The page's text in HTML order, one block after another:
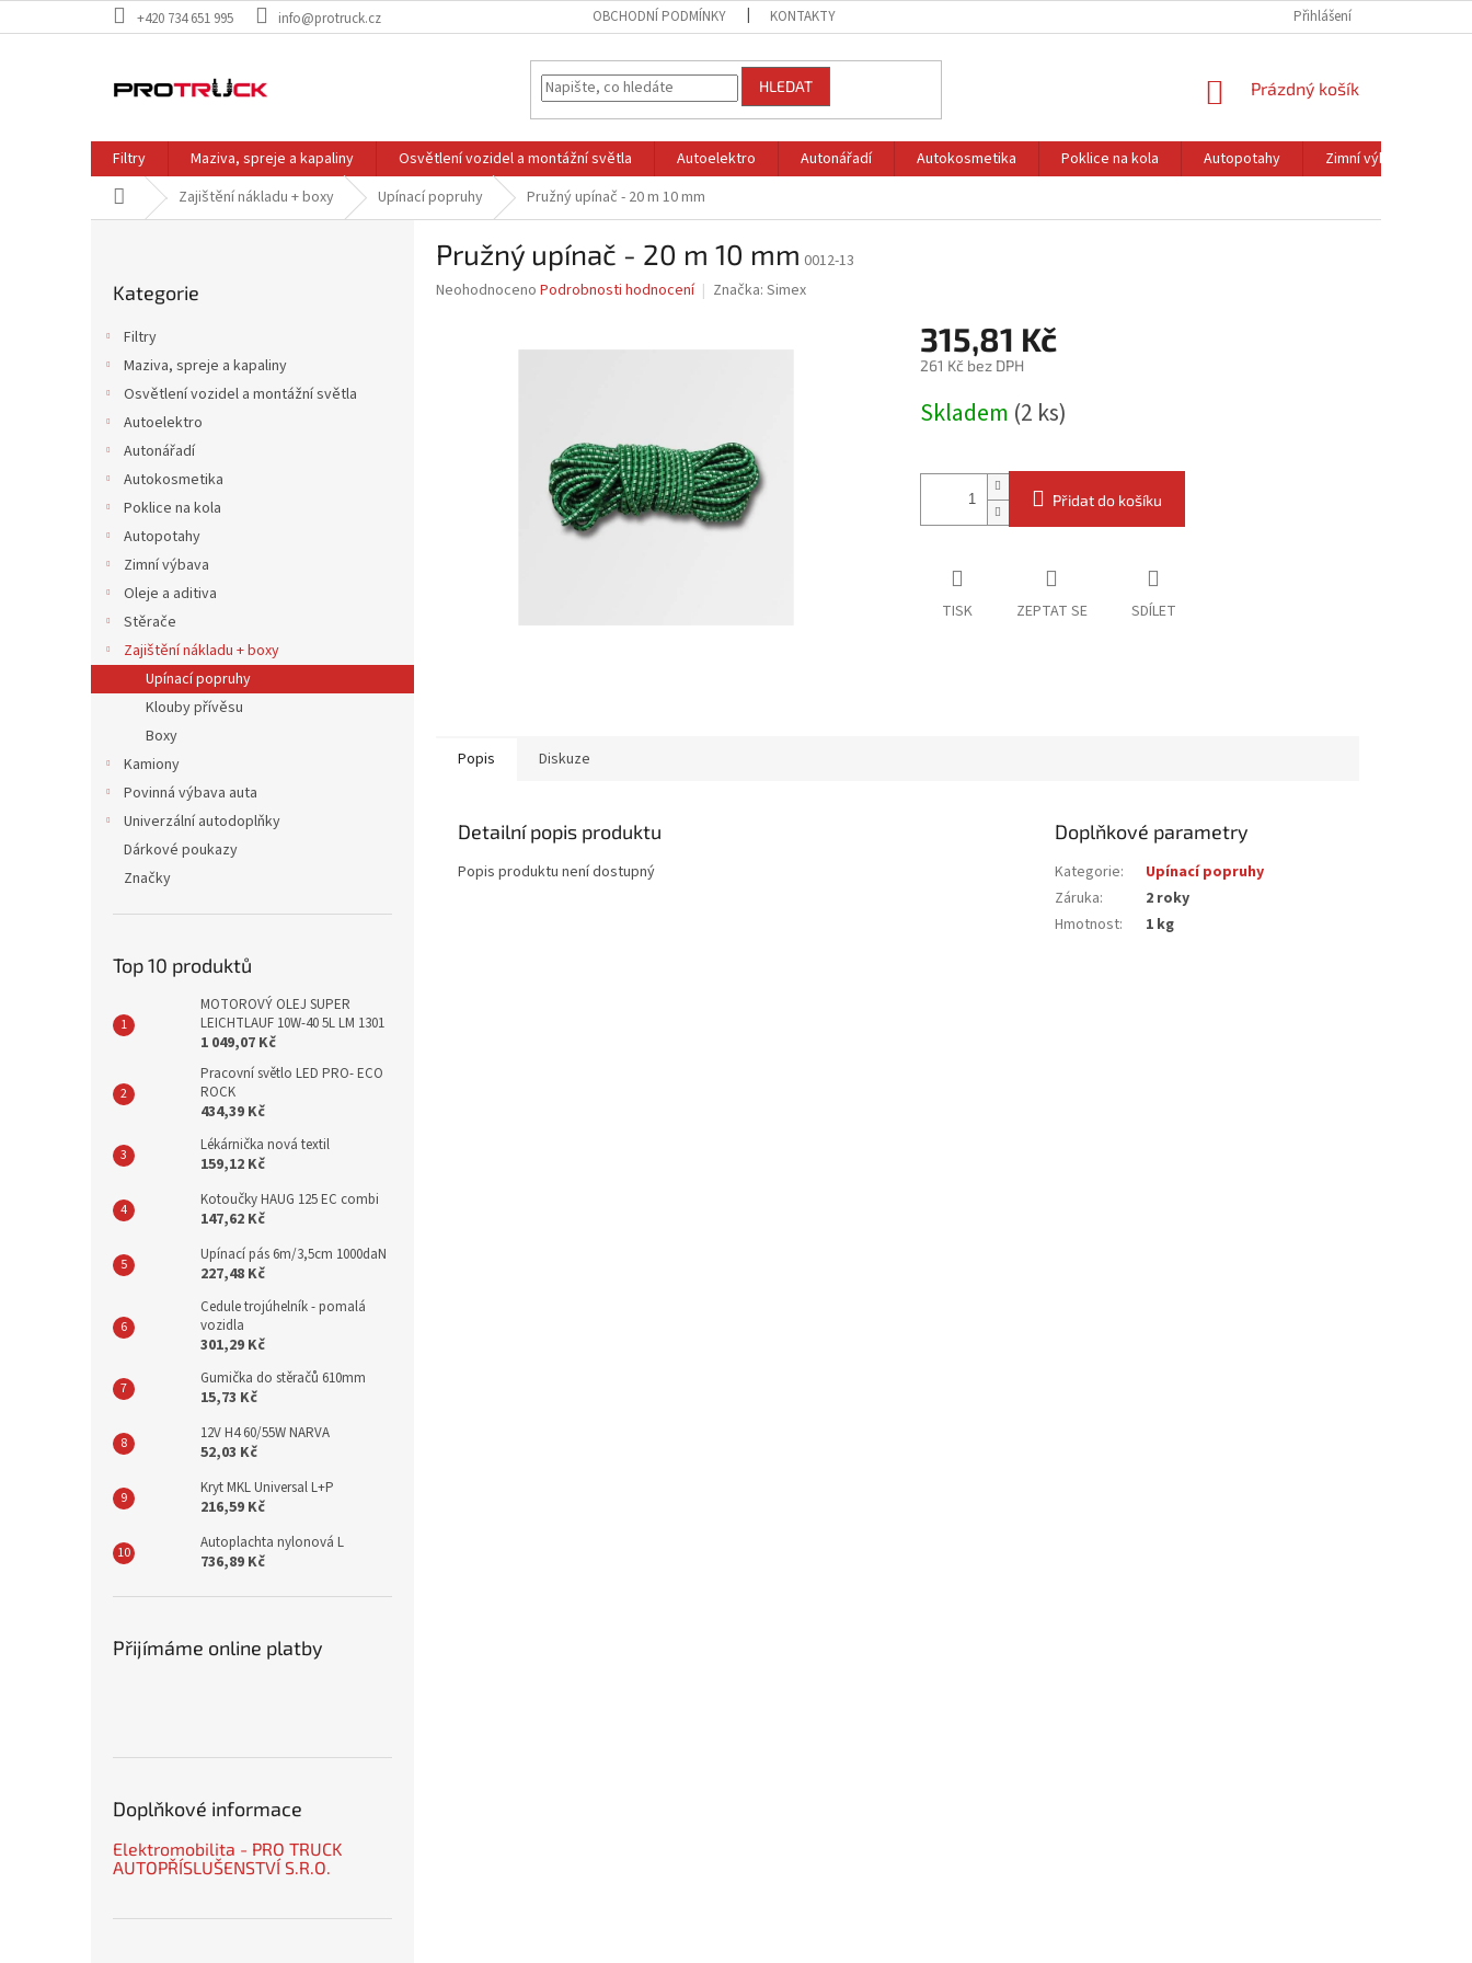
na
+420 734 651 995 info@protruck.cz OBCHODNÍ PODMÍNKY KONTAKTY Přihlášení
HLEDAT
NÁKUPNÍ
Prázdný košík
Filtry Maziva, spreje a kapaliny Osvětlení vozidel a montážní světla Autoelektro Autonářadí Autokosmetika Poklice na kola Autopotahy Zimní výbava
Domů Zajištění nákladu + boxy Upínací popruhy Pružný upínač - 20 m 10 mm
kategorie
Kategorie
Filtry
Maziva, spreje a kapaliny
Osvětlení vozidel a montážní světla
Autoelektro
Autonářadí
Autokosmetika
Poklice na kola
Autopotahy
Zimní výbava
Oleje a aditiva
Stěrače
Zajištění nákladu + boxy
Upínací popruhy
Klouby přívěsu
Boxy
Kamiony
Povinná výbava auta
Univerzální autodoplňky
Dárkové poukazy
Značky
Top 10 produktů
MOTOROVÝ OLEJ SUPER
LEICHTLAUF 10W-40 5L LM 1301
1 049,07 Kč
Pracovní světlo LED PRO- ECO
ROCK
434,39 Kč
Lékárnička nová textil
159,12 Kč
Kotoučky HAUG 125 EC combi
147,62 Kč
Upínací pás 6m/3,5cm 1000daN
227,48 Kč
Cedule trojúhelník - pomalá
vozidla
301,29 Kč
Gumička do stěračů 610mm
15,73 Kč
12V H4 60/55W NARVA
52,03 Kč
Kryt MKL Universal L+P
216,59 Kč
Autoplachta nylonová L
736,89 Kč
Přijímáme online platby
Doplňkové informace
Elektromobilita - PRO TRUCK
AUTOPŘÍSLUŠENSTVÍ S.R.O.
Pružný upínač - 20 m 10 mm 0012-13
Průměrné
Neohodnoceno Podrobnosti hodnocení Značka: Simex
315,81 Kč
261 Kč bez DPH
cena:
Skladem (2 ks)
Přidat do košíku
TISK ZEPTAT SE SDÍLET
Popis Diskuze
Detailní popis produktu
Popis produktu není dostupný
Doplňkové parametry
Kategorie:
Upínací popruhy
Záruka:
2 roky
Hmotnost: 1 kg